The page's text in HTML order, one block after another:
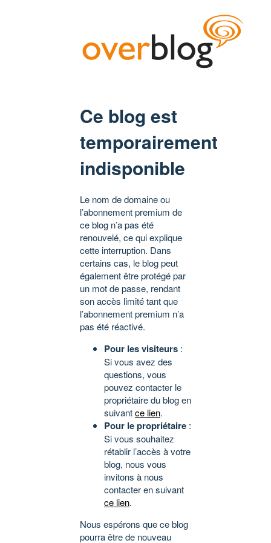
Ce blog est
temporairement
indisponible
Le nom de domaine ou
l’abonnement premium de
ce blog n’a pas été
renouvelé, ce qui explique
cette interruption. Dans
certains cas, le blog peut
également être protégé par
un mot de passe, rendant
son accès limité tant que
l’abonnement premium n’a
pas été réactivé.
Pour les visiteurs :
Si vous avez des
questions, vous
pouvez contacter le
propriétaire du blog en
suivantce lien.
Pour le propriétaire :
Si vous souhaitez
rétablir l’accès à votre
blog, nous vous
invitons à nous
contacter en suivant
ce lien.
Nous espérons que ce blog
pourra être de nouveau